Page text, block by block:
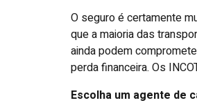
O seguro é certamente
que a maioria das
ainda podem
perda financeira. Os
Escolha um agente de